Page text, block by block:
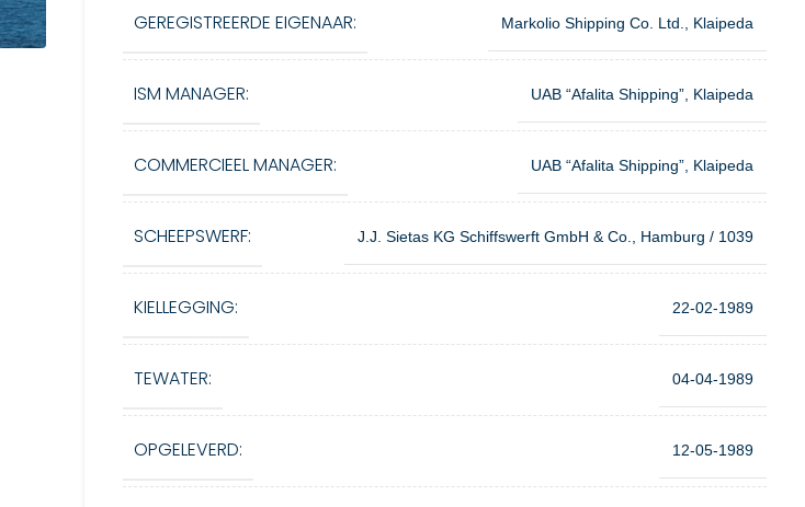
GEREGISTREERDE EIGENAAR: Markolio Shipping Co. Ltd., Klaipeda
ISM MANAGER: UAB “Afalita Shipping”, Klaipeda
COMMERCIEEL MANAGER: UAB “Afalita Shipping”, Klaipeda
SCHEEPSWERF: J.J. Sietas KG Schiffswerft GmbH & Co., Hamburg / 1039
KIELLEGGING: 22-02-1989
TEWATER: 04-04-1989
OPGELEVERD: 12-05-1989